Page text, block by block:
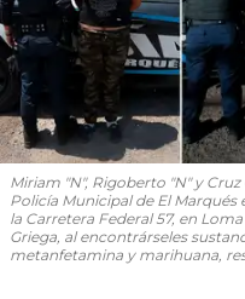
Miriam "N", Rigoberto "N" y
Policía Municipal de El
la Carretera Federal 57, en
Griega, al encontrárseles
metanfetamina y marihuana,